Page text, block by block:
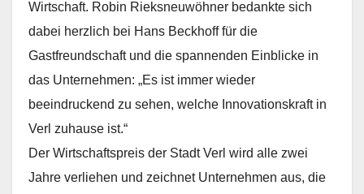
Wirtschaft. Robin Rieksneuwöhner bedankte sich
dabei herzlich bei Hans Beckhoff für die
Gastfreundschaft und die spannenden Einblicke in
das Unternehmen: „Es ist immer wieder
beeindruckend zu sehen, welche Innovationskraft in
Verl zuhause ist.“
Der Wirtschaftspreis der Stadt Verl wird alle zwei
Jahre verliehen und zeichnet Unternehmen aus, die